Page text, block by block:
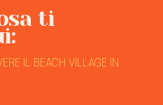
ti
IL BEACH VILLAGE IN